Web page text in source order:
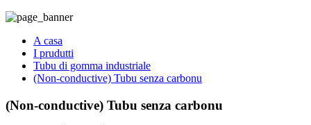
A casa
I prudutti
Tubu di gomma industriale
(Non-conductive) Tubu senza carbonu
(Non-conductive) Tubu senza carbonu